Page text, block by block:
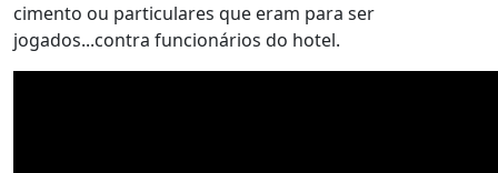
cimento ou particulares que eram para ser
jogados...contra funcionários do hotel.